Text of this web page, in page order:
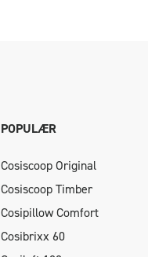
POPULÆR
Cosiscoop Original
Cosiscoop Timber
Cosipillow Comfort
Cosibrixx 60